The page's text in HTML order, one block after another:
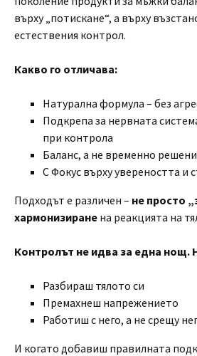
върху „потискане“, а върху
естествения контрол.
Какво го отличава:
Натурална формула – без
Подкрепа за нервната
при контрола
Баланс, а не временно
С Фокус върху увереността и
Подходът е различен – не просто
хармонизиране на реакцията на
Контролът не идва за една нощ.
Разбираш тялото си
Премахнеш напрежението
Работиш с него, а не срещу
И когато добавиш правилната